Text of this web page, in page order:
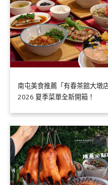
南屯美食推薦「有春茶館大墩
2026 夏季菜單全新開箱！